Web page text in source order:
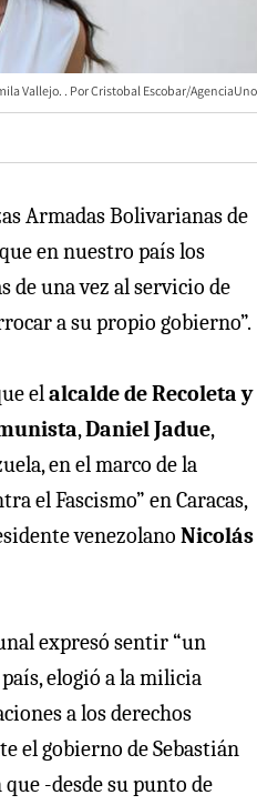
Vallejo. Cristobal Escobar/AgenciaUno
Armadas Bolivarianas de
en nuestro país los
de una vez al servicio de
a su propio gobierno”.
elalcalde de Recoleta y
,Daniel Jadue,
en el marco de la
el Fascismo” en Caracas,
venezolano Nicolás
expresó sentir “un
elogió a la milicia
a los derechos
el gobierno de Sebastián
-desde su punto de